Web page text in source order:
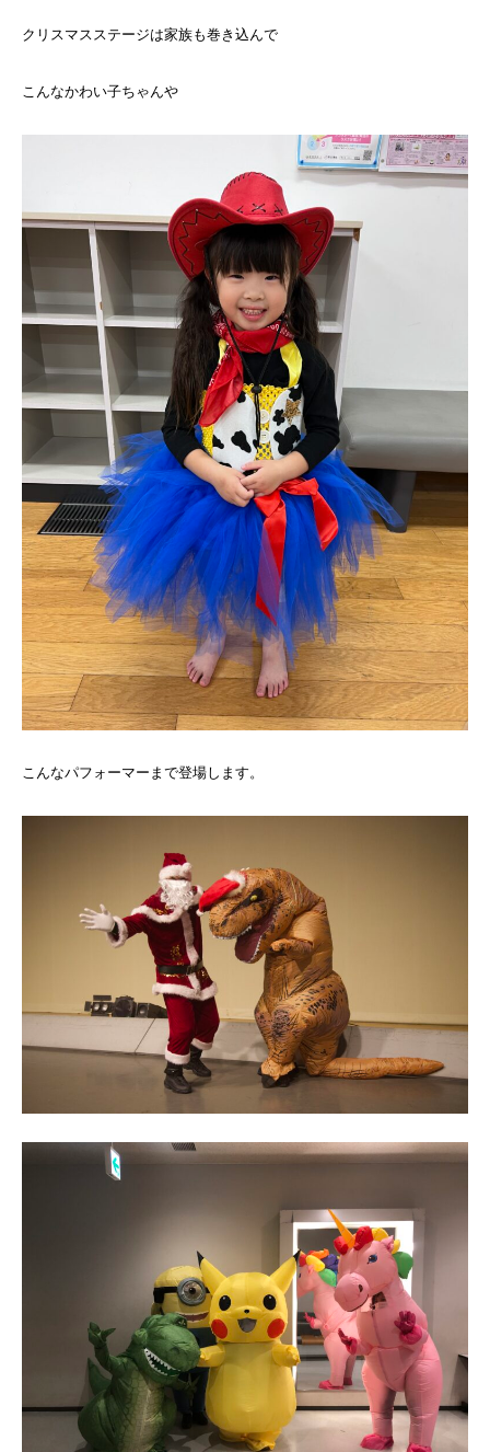
クリスマスステージは家族も巻き込んで
こんなかわい子ちゃんや
こんなパフォーマーまで登場します。